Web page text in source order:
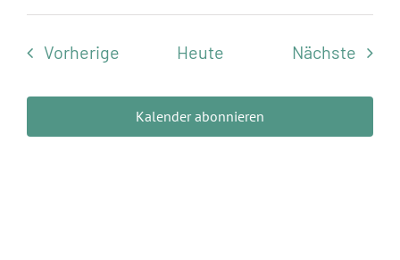
VorherigeVeranstaltungen
Heute Nächste
Kalender abonnieren